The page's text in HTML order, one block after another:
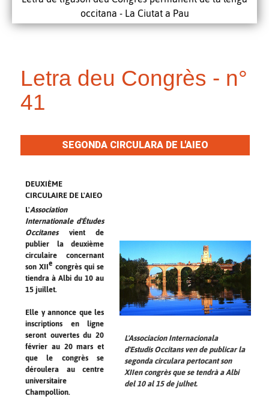
occitana - La Ciutat a Pau
Letra deu Congrès - n°
41
SEGONDA CIRCULARA DE L'AIEO
DEUXIÈME
CIRCULAIRE DE L'AIEO
L'Association
Internationale d'Études
Occitanesvient de
publier la deuxième
circulaire concernant
son XIIe congrès qui se
tiendra à Albi du 10 au
15 juillet.
Elle y annonce que les
inscriptions en ligne
seront ouvertes du 20
février au 20 mars et
que le congrès se
déroulera au centre
universitaire
Champollion.
L'Associacion Internacionala
d'Estudis Occitans ven de publicar la
segonda circulara pertocant son
XIIen congrès que se tendrà a Albi
del 10 al 15 de julhet.